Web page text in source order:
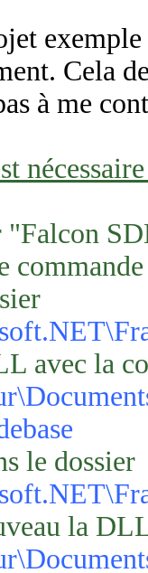
Cela
à me
"Falcon
avec la
le dossier
la